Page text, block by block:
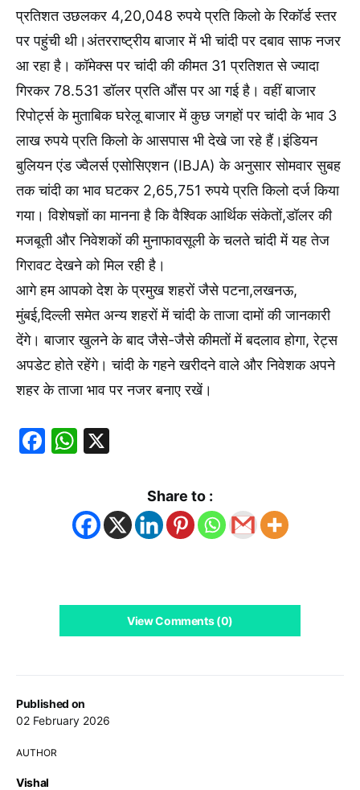
Published on
02 February 2026
AUTHOR
Vishal
प्रतिशत उछलकर 4,20,048 रुपये प्रति किलो के रिकॉर्ड स्तर
पर पहुंची थी।अंतरराष्ट्रीय बाजार में भी चांदी पर दबाव साफ नजर
आ रहा है। कॉमेक्स पर चांदी की कीमत 31 प्रतिशत से ज्यादा
गिरकर 78.531 डॉलर प्रति औंस पर आ गई है। वहीं बाजार
रिपोर्ट्स के मुताबिक घरेलू बाजार में कुछ जगहों पर चांदी के भाव 3
लाख रुपये प्रति किलो के आसपास भी देखे जा रहे हैं।इंडियन
बुलियन एंड ज्वैलर्स एसोसिएशन (IBJA) के अनुसार सोमवार सुबह
तक चांदी का भाव घटकर 2,65,751 रुपये प्रति किलो दर्ज किया
गया। विशेषज्ञों का मानना है कि वैश्विक आर्थिक संकेतों,डॉलर की
मजबूती और निवेशकों की मुनाफावसूली के चलते चांदी में यह तेज
गिरावट देखने को मिल रही है।
आगे हम आपको देश के प्रमुख शहरों जैसे पटना,लखनऊ,
मुंबई,दिल्ली समेत अन्य शहरों में चांदी के ताजा दामों की जानकारी
देंगे। बाजार खुलने के बाद जैसे-जैसे कीमतों में बदलाव होगा, रेट्स
अपडेट होते रहेंगे। चांदी के गहने खरीदने वाले और निवेशक अपने
शहर के ताजा भाव पर नजर बनाए रखें।
Facebook
WhatsApp
Share to :
View Comments (0)